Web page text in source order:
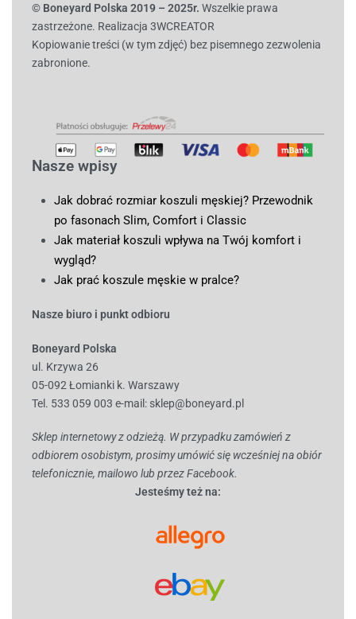
© Boneyard Polska 2019 – 2025r. Wszelkie prawa
zastrzeżone. Realizacja 3WCREATOR
Kopiowanie treści (w tym zdjęć) bez pisemnego zezwolenia
zabronione.
Nasze wpisy
Jak dobrać rozmiar koszuli męskiej? Przewodnik
po fasonach Slim, Comfort i Classic
Jak materiał koszuli wpływa na Twój komfort i
wygląd?
Jak prać koszule męskie w pralce?
Nasze biuro i punkt odbioru
Boneyard Polska
ul. Krzywa 26
05-092 Łomianki k. Warszawy
Tel. 533 059 003 e-mail: sklep@boneyard.pl
Sklep internetowy z odzieżą. W przypadku zamówień z
odbiorem osobistym, prosimy umówić się wcześniej na obiór
telefonicznie, mailowo lub przez Facebook.
Jesteśmy też na: